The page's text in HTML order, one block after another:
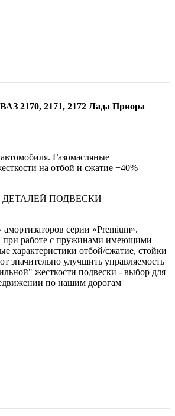
2170, 2171, 2172 Лада Приора
Газомасляные
на отбой и сжатие +40%
ПОДВЕСКИ
серии «Premium».
при работе с пружинами имеющими
характеристики отбой/сжатие, стойки
улучшить управляемость
жесткости подвески - выбор для
по нашим дорогам